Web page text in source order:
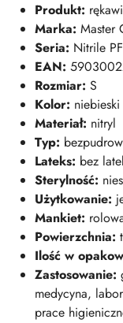
Produkt:
Marka: Master
Seria: Nitrile
EAN:
Rozmiar: S
Kolor: niebieski
Materiał: nitryl
Typ:
Lateks: bez
Sterylność:
Użytkowanie:
Mankiet:
Powierzchnia:
Ilość w
Zastosowanie:
medycyna,
prace